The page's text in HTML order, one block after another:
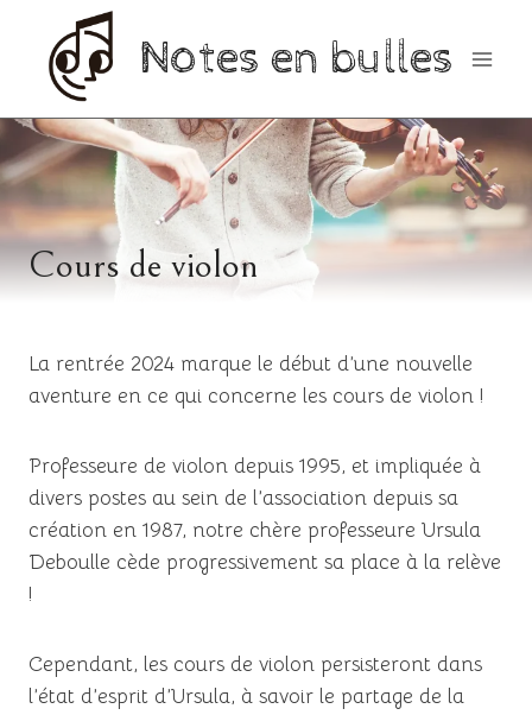
contenu
Notes en bulles
COURS
INDIVIDUELS
Cours de violon
La rentrée 2024 marque le début d’une nouvelle
aventure en ce qui concerne les cours de violon !
Professeure de violon depuis 1995, et impliquée à
divers postes au sein de l’association depuis sa
création en 1987, notre chère professeure Ursula
Deboulle cède progressivement sa place à la relève
!
Cependant, les cours de violon persisteront dans
l’état d’esprit d’Ursula, à savoir le partage de la